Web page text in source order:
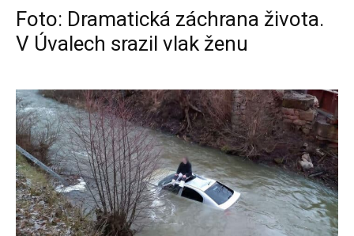
Foto: Dramatická záchrana života.
V Úvalech srazil vlak ženu